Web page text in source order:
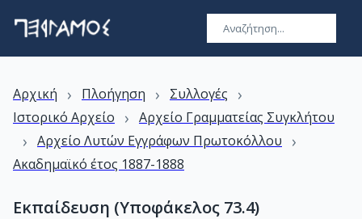
Αρχική › Πλοήγηση › Συλλογές ›
Ιστορικό Αρχείο › Αρχείο Γραμματείας Συγκλήτου
› Αρχείο Λυτών Εγγράφων Πρωτοκόλλου ›
Ακαδημαϊκό έτος 1887-1888
Εκπαίδευση (Υποφάκελος 73.4)